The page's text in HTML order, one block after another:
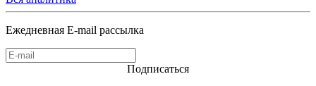
Ежедневная E-mail рассылка
Подписаться